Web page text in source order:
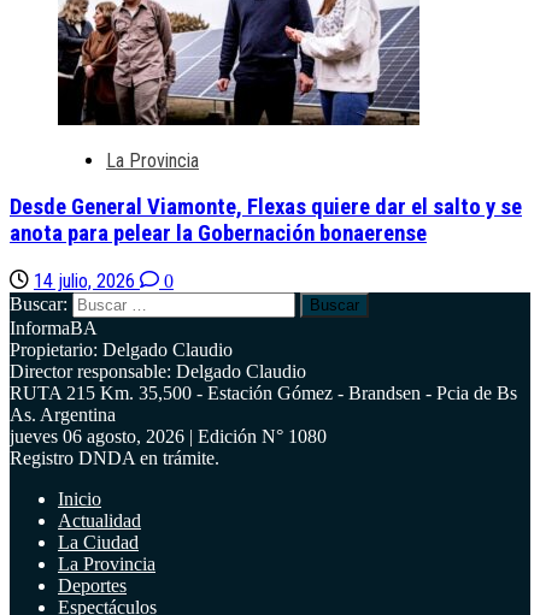
La Provincia
Desde General Viamonte, Flexas quiere dar el salto y se
anota para pelear la Gobernación bonaerense
14 julio, 2026
0
Buscar:
InformaBA
Propietario: Delgado Claudio
Director responsable: Delgado Claudio
RUTA 215 Km. 35,500 - Estación Gómez - Brandsen - Pcia de Bs
As. Argentina
jueves 06 agosto, 2026 | Edición N° 1080
Registro DNDA en trámite.
Inicio
Actualidad
La Ciudad
La Provincia
Deportes
Espectáculos